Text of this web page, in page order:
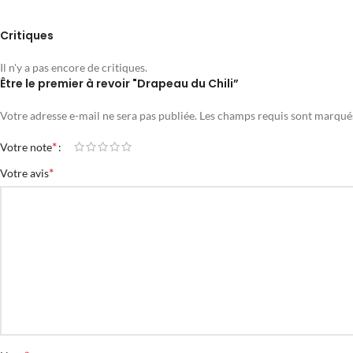
Critiques
Il n'y a pas encore de critiques.
Être le premier à revoir "Drapeau du Chili”
Votre adresse e-mail ne sera pas publiée. Les champs requis sont
Votre note*
Votre avis*